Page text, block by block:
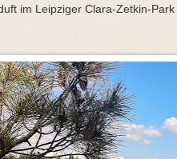
im Leipziger Clara-Zetkin-